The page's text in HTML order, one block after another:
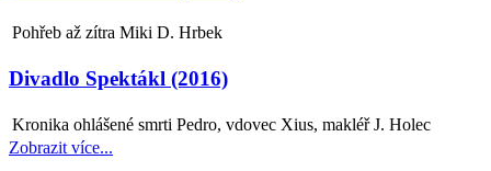
Pohřeb až zítra Miki D. Hrbek
Divadlo Spektákl (2016)
Kronika ohlášené smrti Pedro, vdovec Xius, makléř J. Holec
Zobrazit více...